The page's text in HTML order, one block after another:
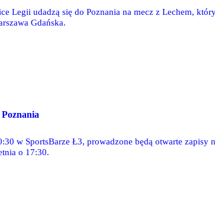
Legii udadzą się do Poznania na mecz z Lechem,
Gdańska.
w SportsBarze Ł3, prowadzone będą otwarte
o 17:30.